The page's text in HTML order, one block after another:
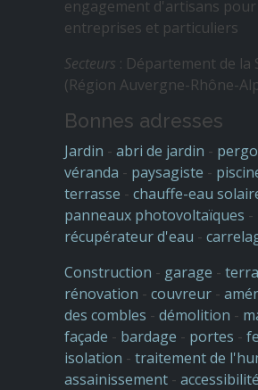
engagement d'artisans pour
entreprises et particuliers
Secteurs : Département de la
(Région Auvergne-Rhône-
Bonnes adresses
Jardin - abri de jardin -
véranda - paysagiste -
terrasse - chauffe-eau
panneaux photovoltaïques -
récupérateur d'eau -
Construction - garage -
rénovation - couvreur -
des combles - démolition -
façade - bardage - portes -
isolation - traitement de
assainissement - accessibilité